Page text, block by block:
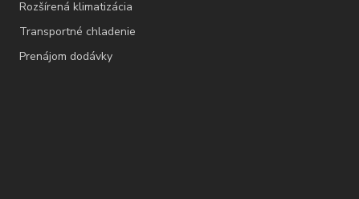
Rozšírená klimatizácia
Transportné chladenie
Prenájom dodávky